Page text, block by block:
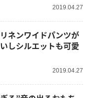
2019.04.27
ネンワイドパンツが
しシルエットも可愛
2019.04.27